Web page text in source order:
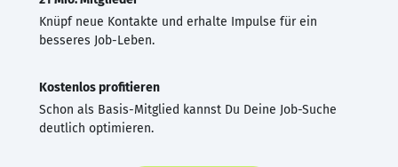
Knüpf neue Kontakte und erhalte Impulse für ein
besseres Job-Leben.
Kostenlos profitieren
Schon als Basis-Mitglied kannst Du Deine Job-Suche
deutlich optimieren.